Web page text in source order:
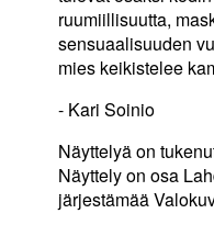
ruumiillisuutta,
sensuaalisuuden
mies keikistelee
- Kari Soinio
Näyttelyä on
Näyttely on osa
järjestämää